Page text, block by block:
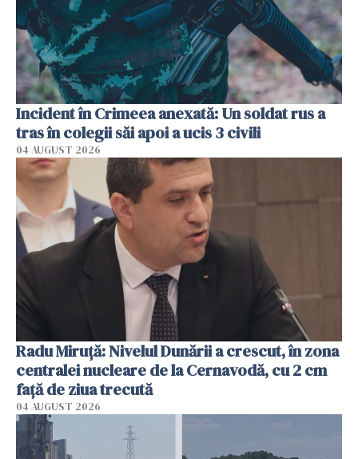
Incident în Crimeea anexată: Un soldat rus a
tras în colegii săi apoi a ucis 3 civili
04 AUGUST 2026
Radu Miruţă: Nivelul Dunării a crescut, în zona
centralei nucleare de la Cernavodă, cu 2 cm
faţă de ziua trecută
04 AUGUST 2026